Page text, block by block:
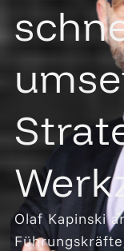
Olaf Kapinski